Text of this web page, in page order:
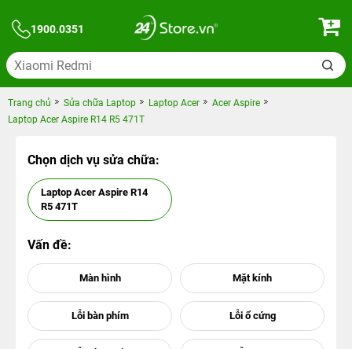
1900.0351
Trang chủ Sửa chữa Laptop Laptop Acer
Acer Aspire
Laptop Acer Aspire R14 R5 471T
Chọn dịch vụ sửa chữa:
Laptop Acer Aspire R14
R5 471T
Vấn đề: